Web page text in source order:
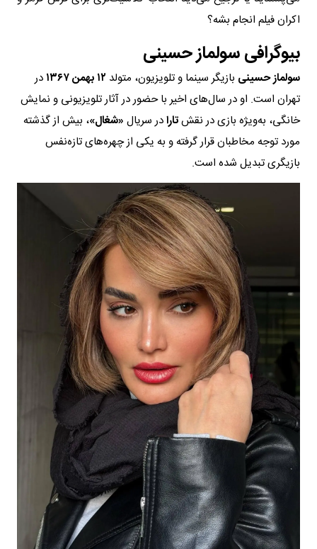
اکران فیلم انجام بشه؟
بیوگرافی سولماز حسینی
سولماز حسینی بازیگر سینما و تلویزیون، متولد ۱۲ بهمن ۱۳۶۷
در
تهران است. او در سال‌های اخیر با حضور در آثار تلویزیونی و نمایش
خانگی، به‌ویژه بازی در نقشتارادر سریال «شغال»، بیش از گذشته
مورد توجه مخاطبان قرار گرفته و به یکی از چهره‌های تازه‌نفس
بازیگری تبدیل شده است.